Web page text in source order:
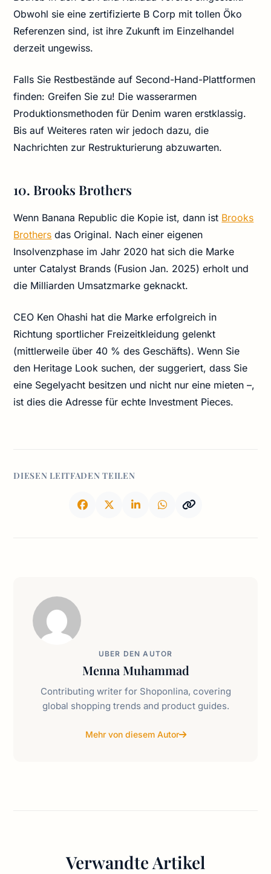
Obwohl sie eine zertifizierte B Corp mit tollen Öko
Referenzen sind, ist ihre Zukunft im Einzelhandel
derzeit ungewiss.
Falls Sie Restbestände auf Second-Hand-Plattformen
finden: Greifen Sie zu! Die wasserarmen
Produktionsmethoden für Denim waren erstklassig.
Bis auf Weiteres raten wir jedoch dazu, die
Nachrichten zur Restrukturierung abzuwarten.
10. Brooks Brothers
Wenn Banana Republic die Kopie ist, dann ist Brooks
Brothers das Original. Nach einer eigenen
Insolvenzphase im Jahr 2020 hat sich die Marke
unter Catalyst Brands (Fusion Jan. 2025) erholt und
die Milliarden Umsatzmarke geknackt.
CEO Ken Ohashi hat die Marke erfolgreich in
Richtung sportlicher Freizeitkleidung gelenkt
(mittlerweile über 40 % des Geschäfts). Wenn Sie
den Heritage Look suchen, der suggeriert, dass Sie
eine Segelyacht besitzen und nicht nur eine mieten –,
ist dies die Adresse für echte Investment Pieces.
DIESEN LEITFADEN TEILEN
UBER DEN AUTOR
Menna Muhammad
Contributing writer for Shoponlina, covering
global shopping trends and product guides.
Mehr von diesem Autor
Verwandte Artikel